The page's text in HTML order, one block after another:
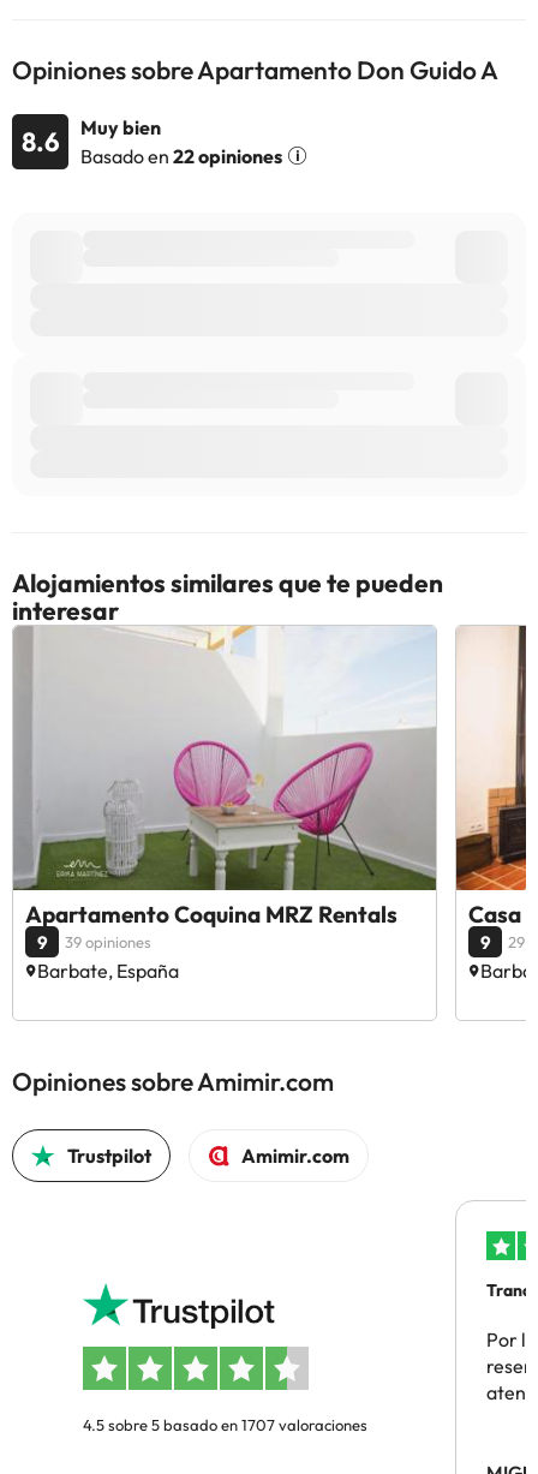
alojamiento. Si tienes dudas, contáctanos.
Opiniones sobre Apartamento Don Guido A
8.6
Muy bien
Basado en 22 opiniones
Alojamientos similares que te pueden
interesar
Apartamento Coquina MRZ Rentals
9 39 opiniones
Barbate, España
Casa
9 29
Opiniones sobre Amimir.com
Trustpilot Amimir.com
4.5 sobre 5 basado en 1707 valoraciones
Por